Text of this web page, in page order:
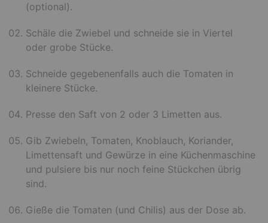
(optional).
Schäle die Zwiebel und schneide sie in Viertel
oder grobe Stücke.
Schneide gegebenenfalls auch die Tomaten in
kleinere Stücke.
Presse den Saft von 2 oder 3 Limetten aus.
Gib Zwiebeln, Tomaten, Knoblauch, Koriander,
Limettensaft und Gewürze in eine Küchenmaschine
und pulsiere bis nur noch feine Stückchen übrig
sind.
Gieße die Tomaten (und Chilis) aus der Dose ab.